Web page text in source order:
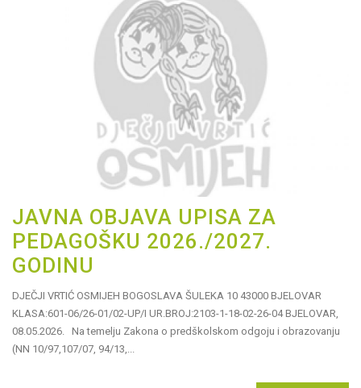
JAVNA OBJAVA UPISA ZA
PEDAGOŠKU 2026./2027.
GODINU
DJEČJI VRTIĆ OSMIJEH BOGOSLAVA ŠULEKA 10 43000 BJELOVAR
KLASA:601-06/26-01/02-UP/I UR.BROJ:2103-1-18-02-26-04 BJELOVAR,
08.05.2026. Na temelju Zakona o predškolskom odgoju i obrazovanju
(NN 10/97,107/07, 94/13,...